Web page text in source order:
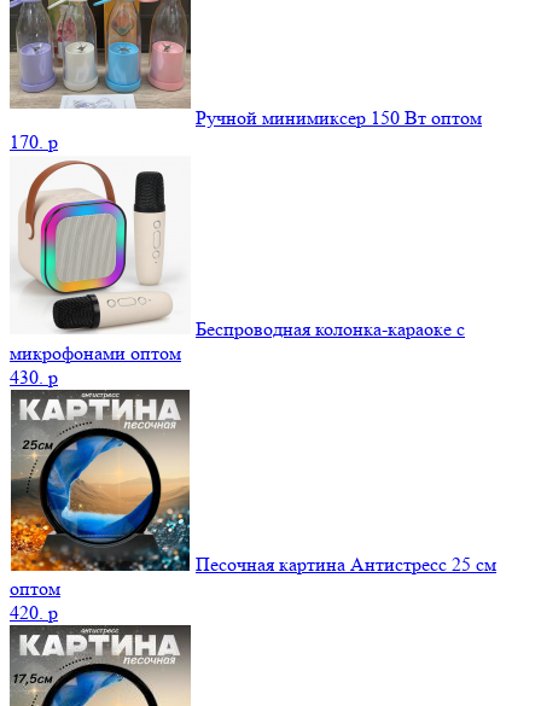
Ручной минимиксер 150 Вт оптом
170. p
Беспроводная колонка-караоке с
микрофонами оптом
430. p
Песочная картина Антистресс 25 см
оптом
420. p